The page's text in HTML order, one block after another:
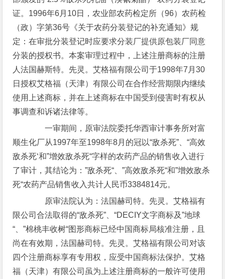
证。1996年6月10日，农业部农药检定所（96）农药检
（政）字第36号《关于农药分装登记的补充通知》规
定：在审批分装登记时应要求分装厂提供原包装厂同意
分装的授权书。本案审理过程中，上述注册商标的注册
人法国赫斯特。先灵。艾格福有限公司于1998年7月30
日授权艾格福（天津）有限公司在合作经营期限内继续
使用上述商标，并在上述商标在中国受到侵害时有权从
事调查和诉诸法律等。
一审期间，原审法院委托华西审计事务所对富
顺生化厂从1997年至1998年8月的冠以“敌杀死”、“高效
敌杀死‘和”增效敌杀死“字样的农药产品的销售收入进行
了审计，其结论为：”敌杀死“、”高效敌杀死“和”增效敌杀
死“农药产品销售收入共计人民币3384814元。
原审法院认为：法国赫司特。先灵。艾格福有
限公司合法取得的“敌杀死”、“DECIY文字商标及”地球
“、”棉桃丰收树“图形商标已经中国商标局核准注册，且
尚在有效期，法国赫司特。先灵。艾格福有限公司对该
四个注册商标享有专用权，应受中国商标法保护。艾格
福（天津）有限公司虽为上述注册商标的一般许可使用